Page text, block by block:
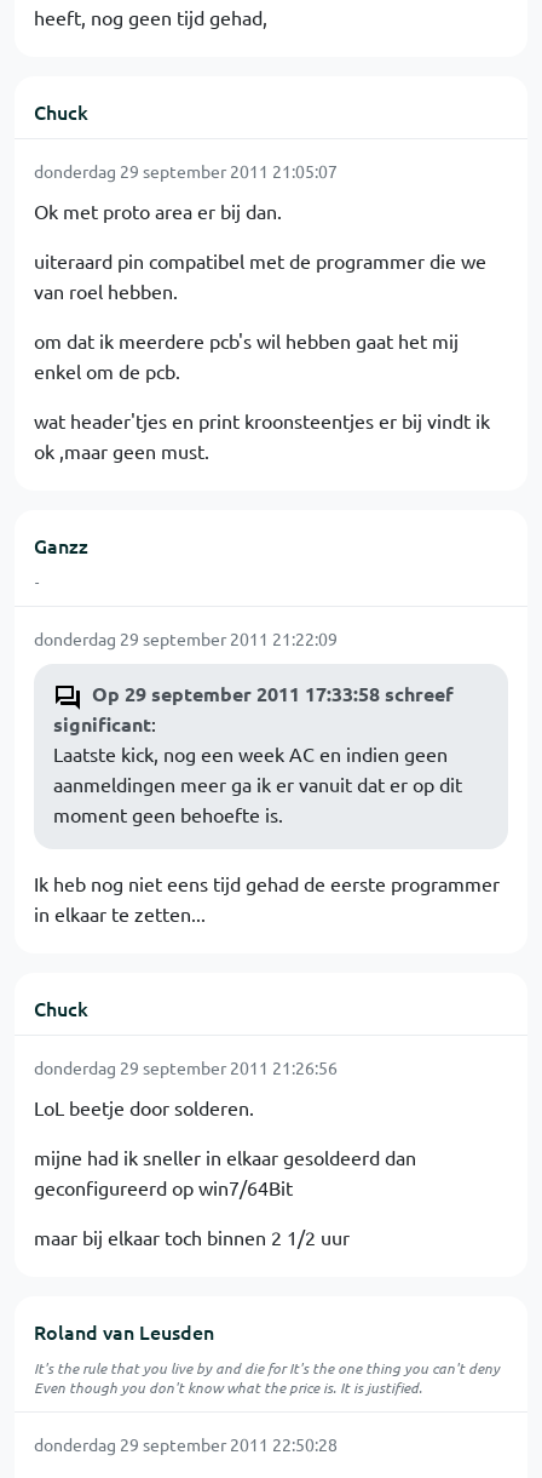
heeft, nog geen tijd gehad,
Chuck
donderdag 29 september 2011 21:05:07
Ok met proto area er bij dan.
uiteraard pin compatibel met de programmer die we
van roel hebben.
om dat ik meerdere pcb's wil hebben gaat het mij
enkel om de pcb.
wat header'tjes en print kroonsteentjes er bij vindt ik
ok ,maar geen must.
Ganzz
-
donderdag 29 september 2011 21:22:09
Op 29 september 2011 17:33:58 schreef
significant:
Laatste kick, nog een week AC en indien geen
aanmeldingen meer ga ik er vanuit dat er op dit
moment geen behoefte is.
Ik heb nog niet eens tijd gehad de eerste programmer
in elkaar te zetten...
Chuck
donderdag 29 september 2011 21:26:56
LoL beetje door solderen.
mijne had ik sneller in elkaar gesoldeerd dan
geconfigureerd op win7/64Bit
maar bij elkaar toch binnen 2 1/2 uur
Roland van Leusden
It's the rule that you live by and die for It's the one thing you can't deny
Even though you don't know what the price is. It is justified.
donderdag 29 september 2011 22:50:28